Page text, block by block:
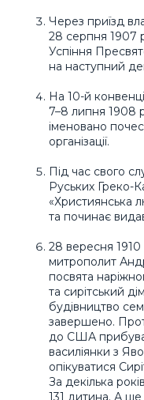
Через приїзд
28 серпня 1907
Успіння
на наступний
На 10-й
7–8 липня 1908
іменовано
організації.
Під час свого
Руських Греко-
«Християнська
та починає
28 вересня
митрополит
посвята
та сирітський
будівництво
завершено.
до США
василіянки з
опікуватися
За декілька
131 дитина. А ще